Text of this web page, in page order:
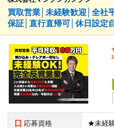
買取営業│未経験歓迎│全社
保証│直行直帰可│休日設定
応募資格